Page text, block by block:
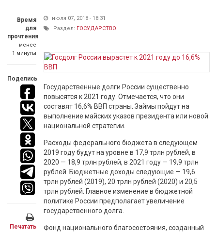
Время
для
прочтения
менее
1 минуты
Поделись
Печатать
июля 07, 2018 - 18:31
Раздел: ГОСУДАРСТВО
‍Государственные долги России существенно
повысятся к 2021 году. Отмечается, что они
составят 16,6% ВВП страны. Займы пойдут на
выполнение майских указов президента или новой
национальной стратегии.
Расходы федерального бюджета в следующем
2019 году будут на уровне в 17,9 трлн рублей, в
2020 — 18,9 трлн рублей, в 2021 году — 19,9 трлн
рублей. Бюджетные доходы следующие — 19,6
трлн рублей (2019), 20 трлн рублей (2020) и 20,5
трлн рублей. Главное изменение в бюджетной
политике России предполагает увеличение
государственного долга.
Фонд национального благосостояния, созданный